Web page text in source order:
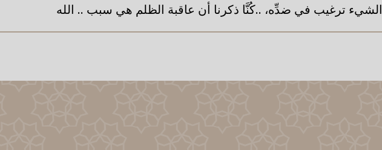
الشيء ترغيب في ضدِّه، ..كُنَّا ذكرنا أن عاقبة الظلم هي سبب .. الله